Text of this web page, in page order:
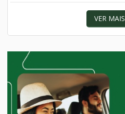
VER MAIS